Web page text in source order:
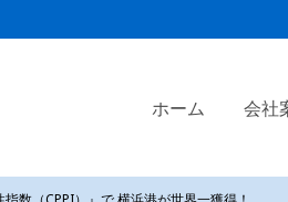
ホーム 会社